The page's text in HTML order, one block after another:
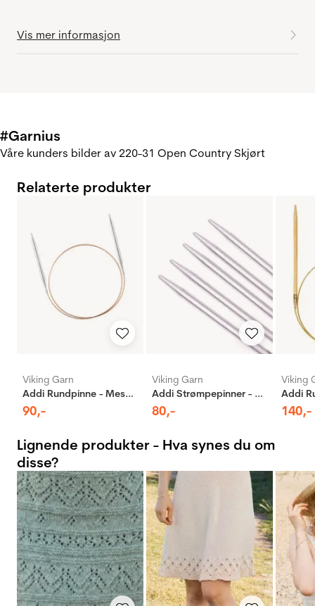
Vis mer informasjon
#Garnius
Våre kunders bilder av 220-31 Open Country Skjørt
Relaterte produkter
Viking Garn
Addi Rundpinne - Messing
90,-
Viking Garn
Addi Strømpepinner - Aluminium
80,-
Viking
140,-
Lignende produkter - Hva synes du om
disse?